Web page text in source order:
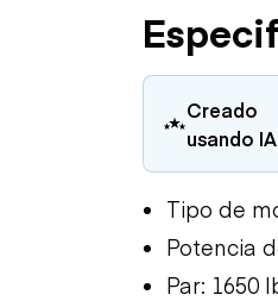
Creado
usando IA
Tipo de
Potencia
Par: 1650